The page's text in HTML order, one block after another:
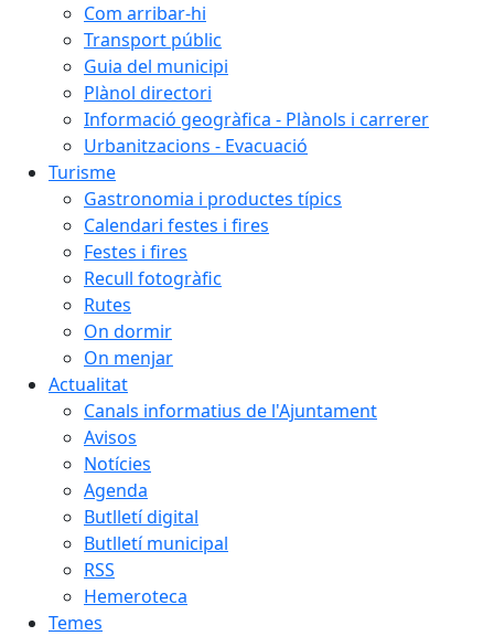
Com arribar-hi
Transport públic
Guia del municipi
Plànol directori
Informació geogràfica - Plànols i carrerer
Urbanitzacions - Evacuació
Turisme
Gastronomia i productes típics
Calendari festes i fires
Festes i fires
Recull fotogràfic
Rutes
On dormir
On menjar
Actualitat
Canals informatius de l'Ajuntament
Avisos
Notícies
Agenda
Butlletí digital
Butlletí municipal
RSS
Hemeroteca
Temes